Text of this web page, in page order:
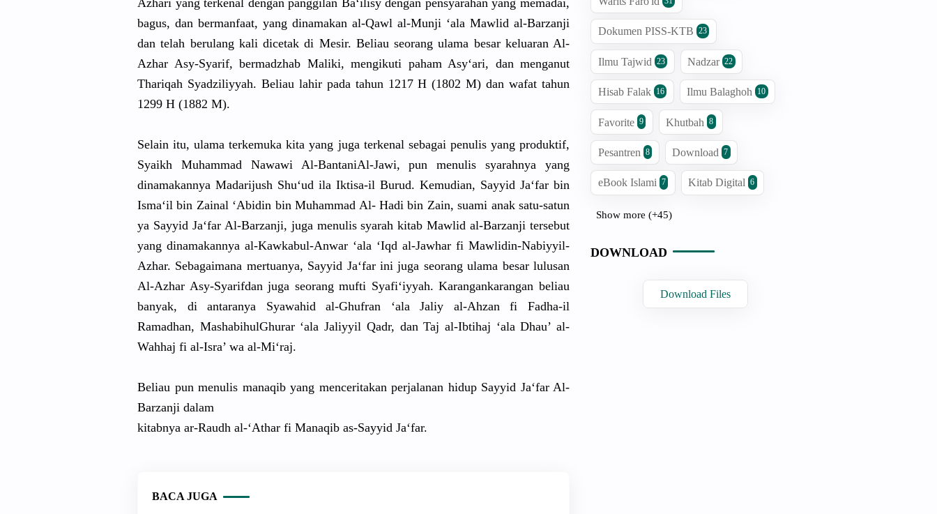
Azhari yang terkenal dengan panggilan Ba‘ilisy dengan pensyarahan yang memadai,
bagus, dan bermanfaat, yang dinamakan al-Qawl al-Munji ‘ala Mawlid al-Barzanji
dan telah berulang kali dicetak di Mesir. Beliau seorang ulama besar keluaran Al-
Azhar Asy-Syarif, bermadzhab Maliki, mengikuti paham Asy‘ari, dan menganut
Thariqah Syadziliyyah. Beliau lahir pada tahun 1217 H (1802 M) dan wafat tahun
1299 H (1882 M).
Selain itu, ulama terkemuka kita yang juga terkenal sebagai penulis yang produktif,
Syaikh Muhammad Nawawi Al-BantaniAl-Jawi, pun menulis syarahnya yang
dinamakannya Madarijush Shu‘ud ila Iktisa-il Burud. Kemudian, Sayyid Ja‘far bin
Isma‘il bin Zainal ‘Abidin bin Muhammad Al- Hadi bin Zain, suami anak satu-satun
ya Sayyid Ja‘far Al-Barzanji, juga menulis syarah kitab Mawlid al-Barzanji tersebut
yang dinamakannya al-Kawkabul-Anwar ‘ala ‘Iqd al-Jawhar fi Mawlidin-Nabiyyil-
Azhar. Sebagaimana mertuanya, Sayyid Ja‘far ini juga seorang ulama besar lulusan
Al-Azhar Asy-Syarifdan juga seorang mufti Syafi‘iyyah. Karangankarangan beliau
banyak, di antaranya Syawahid al-Ghufran ‘ala Jaliy al-Ahzan fi Fadha-il
Ramadhan, MashabihulGhurar ‘ala Jaliyyil Qadr, dan Taj al-Ibtihaj ‘ala Dhau’ al-
Wahhaj fi al-Isra’ wa al-Mi‘raj.
Beliau pun menulis manaqib yang menceritakan perjalanan hidup Sayyid Ja‘far Al-
Barzanji dalam
kitabnya ar-Raudh al-‘Athar fi Manaqib as-Sayyid Ja‘far.
BACA JUGA
Dokumen PISS-KTB 23
Ilmu Tajwid 23 Nadzar 22
Hisab Falak 16 Ilmu Balaghoh 10
Favorite 9 Khutbah 8
Pesantren 8 Download 7
eBook Islami 7 Kitab Digital 6
Show more (+45)
DOWNLOAD
Download Files